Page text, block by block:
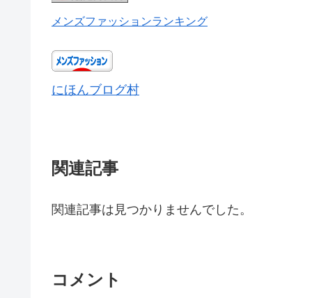
メンズファッションランキング
にほんブログ村
関連記事
関連記事は見つかりませんでした。
コメント